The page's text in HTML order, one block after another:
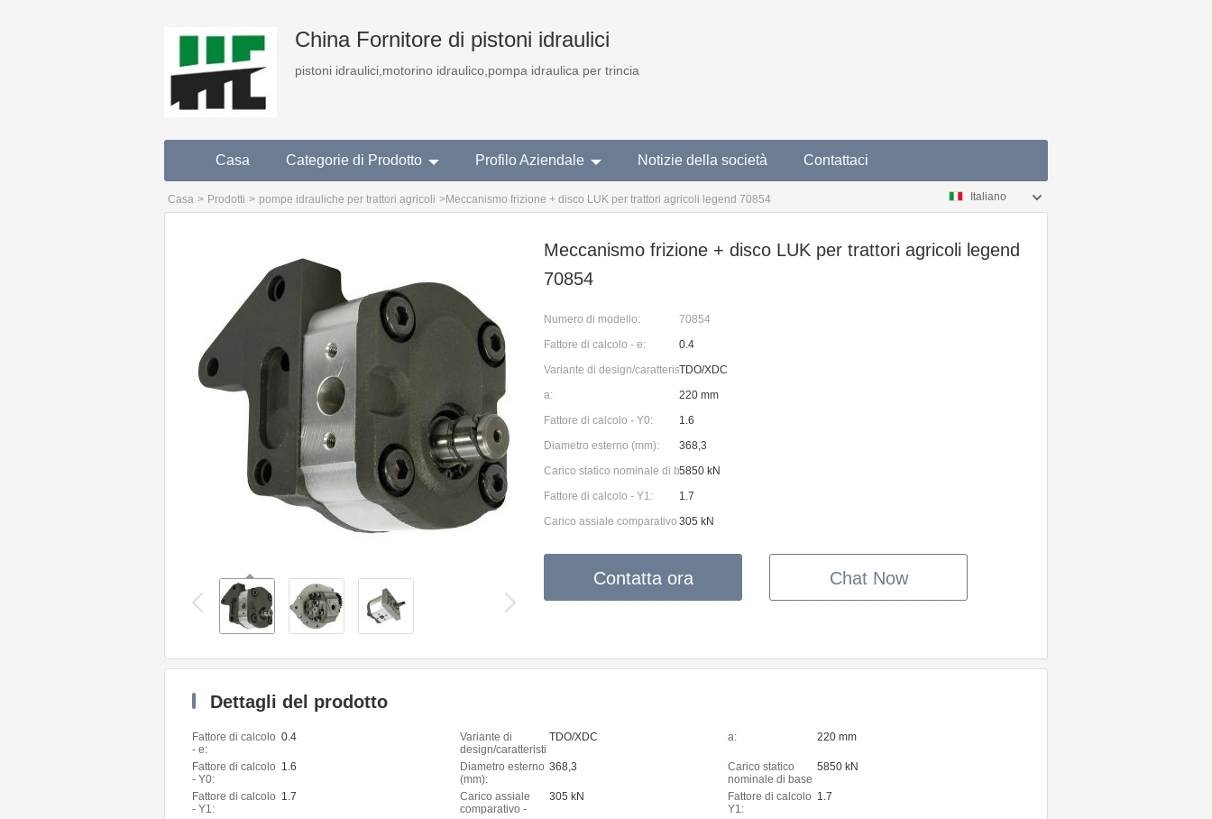
China Fornitore di pistoni idraulici
pistoni idraulici,motorino idraulico,pompa idraulica per trincia
Casa Categorie di Prodotto Profilo Aziendale Notizie della società Contattaci
Casa > Prodotti > pompe idrauliche per trattori agricoli >Meccanismo frizione + disco LUK per trattori agricoli legend 70854 Italiano
Meccanismo frizione + disco LUK per trattori agricoli legend
70854
Numero di modello:
70854
Fattore di calcolo - e:
0.4
Variante di design/caratteristica:TDO/XDC
a:
220 mm
Fattore di calcolo - Y0:
1.6
Diametro esterno (mm):
368,3
Carico statico nominale di base C0:
5850 kN
Fattore di calcolo - Y1:
1.7
Carico assiale comparativo - CFa:
305 kN
Contatta ora Chat Now
Dettagli del prodotto
Fattore di calcolo
- e:
0.4
Variante di
design/caratteristi
ca:
TDO/XDC a: 220 mm
Fattore di calcolo
- Y0:
1.6
Diametro esterno
(mm):
368,3
Carico statico
nominale di base
C0:
5850 kN
Fattore di calcolo
- Y1:
1.7
Carico assiale
comparativo -
305 kN
Fattore di calcolo
Y1:
1.7